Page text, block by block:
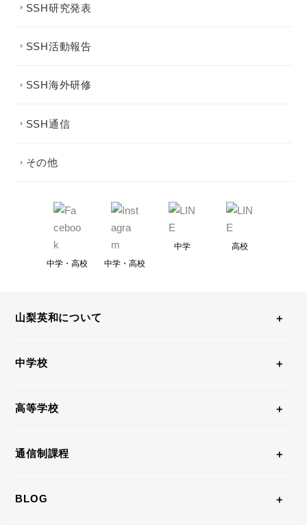
SSH研究発表
SSH活動報告
SSH海外研修
SSH通信
その他
中学・高校 中学・高校
中学 高校
山梨英和について
中学校
高等学校
通信制課程
BLOG